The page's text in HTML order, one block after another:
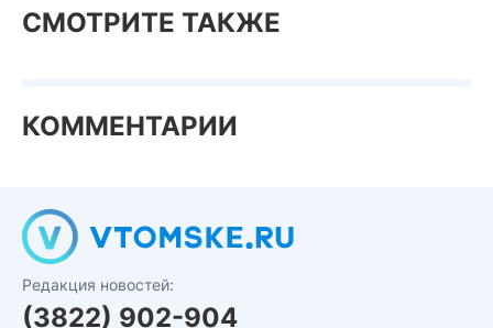
СМОТРИТЕ ТАКЖЕ
КОММЕНТАРИИ
Редакция новостей:
(3822) 902-904